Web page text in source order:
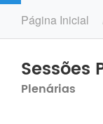
Página Inicial
Sessões
Plenárias